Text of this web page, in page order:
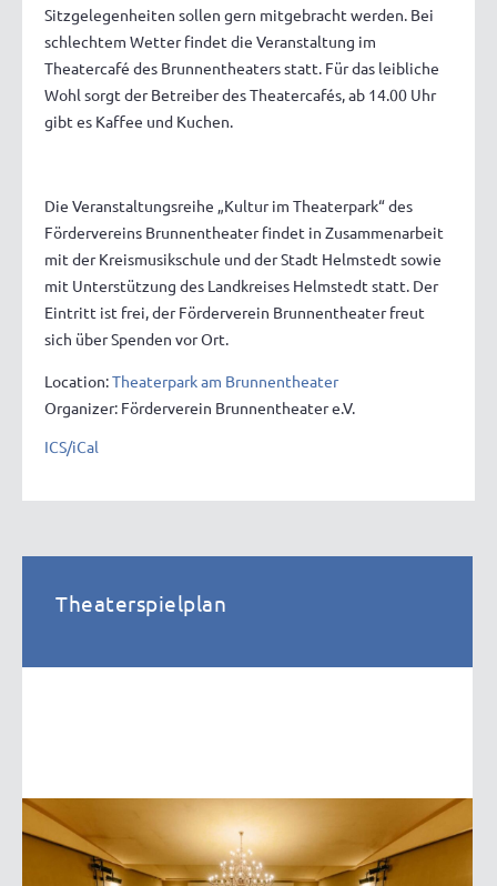
Sitzgelegenheiten sollen gern mitgebracht werden. Bei
schlechtem Wetter findet die Veranstaltung im
Theatercafé des Brunnentheaters statt. Für das leibliche
Wohl sorgt der Betreiber des Theatercafés, ab 14.00 Uhr
gibt es Kaffee und Kuchen.
Die Veranstaltungsreihe „Kultur im Theaterpark“ des
Fördervereins Brunnentheater findet in Zusammenarbeit
mit der Kreismusikschule und der Stadt Helmstedt sowie
mit Unterstützung des Landkreises Helmstedt statt. Der
Eintritt ist frei, der Förderverein Brunnentheater freut
sich über Spenden vor Ort.
Location:Theaterpark am Brunnentheater
Organizer: Förderverein Brunnentheater e.V.
ICS/iCal
Theaterspielplan